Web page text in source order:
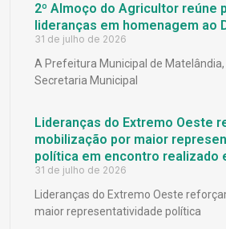
2º Almoço do Agricultor reúne
lideranças em homenagem ao
31 de julho de 2026
A Prefeitura Municipal de
Secretaria Municipal
Lideranças do Extremo Oeste
mobilização por maior
política em encontro realizado
31 de julho de 2026
Lideranças do Extremo Oeste
maior representatividade política